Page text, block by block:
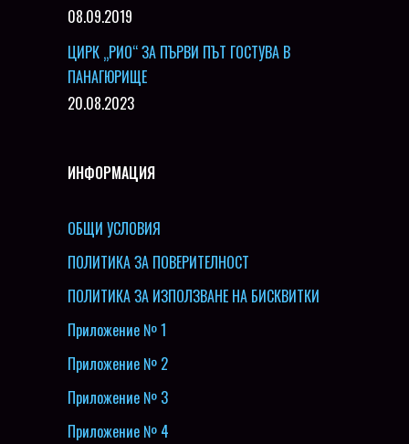
08.09.2019
ЦИРК „РИО“ ЗА ПЪРВИ ПЪТ ГОСТУВА В
ПАНАГЮРИЩЕ
20.08.2023
ИНФОРМАЦИЯ
ОБЩИ УСЛОВИЯ
ПОЛИТИКА ЗА ПОВЕРИТЕЛНОСТ
ПОЛИТИКА ЗА ИЗПОЛЗВАНЕ НА БИСКВИТКИ
Приложение № 1
Приложение № 2
Приложение № 3
Приложение № 4